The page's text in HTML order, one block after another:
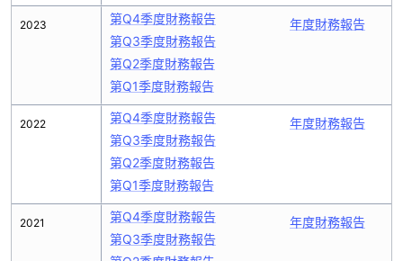
2023
2022
2021
第Q4季度財務報告
第Q3季度財務報告
第Q2季度財務報告
第Q1季度財務報告
年度財務報告
第Q4季度財務報告
第Q3季度財務報告
第Q2季度財務報告
第Q1季度財務報告
年度財務報告
第Q4季度財務報告
第Q3季度財務報告
年度財務報告